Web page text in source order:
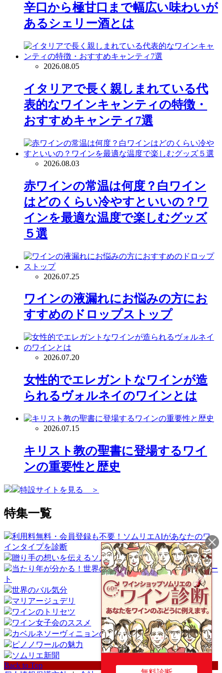
辛口から極甘口まで幅広い味わいが
あるシェリー酒とは
2026.08.05
イタリアで長く親しまれている代
表的なワインキャンティの特徴・
おすすめキャンティ7選
2026.08.03
赤ワインの常温は何度？白ワイン
はどのくらい冷やすといいの？ワ
インを最適な温度で楽しむグッズ
５選
2026.07.25
ワインの液漏れにお悩みの方にお
すすめのドロップストップ
2026.07.20
女性的でエレガントなワインが造
られるヴォルネイのワインとは
2026.07.15
キリスト教の聖書に登場するワイ
ンの重要性と歴史
特設サイトを見る ＞
特集一覧
利用料無料・会員登録も不要！ソムリエAIがあなたのワ
インタイプを診断
贈り手の想いを伝えるソムリエギフト
当たり年が分かる！世界のワイン産地ヴィンテージチャー
ト
世界のバル気分
マリアージュデリ
ワインのトリセツ
ワイン女子会のススメ
カベルネソーヴィニョンの魅力
ピノノワールの魅力
ソムリエ新聞
Back to Top